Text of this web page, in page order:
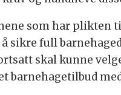
som har plikten
sikre full
skal kunne
barnehagetilbud